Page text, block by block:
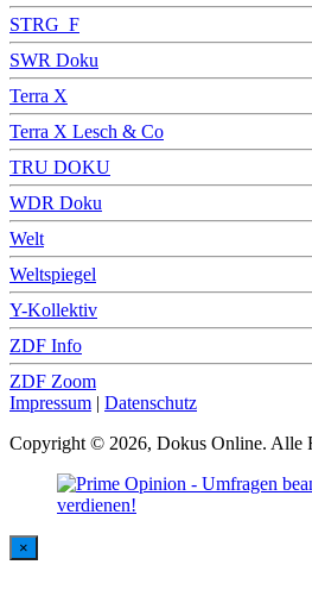
STRG_F
SWR Doku
Terra X
Terra X Lesch & Co
TRU DOKU
WDR Doku
Welt
Weltspiegel
Y-Kollektiv
ZDF Info
ZDF Zoom
Impressum | Datenschutz
Copyright © 2026, Dokus Online. Alle
×